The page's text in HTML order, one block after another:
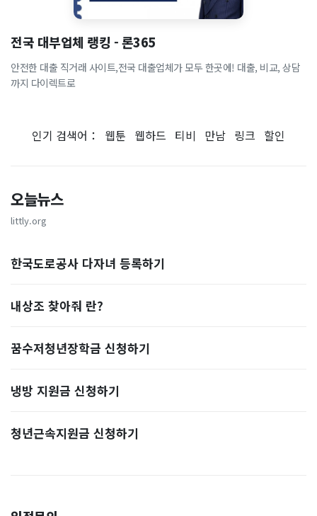
전국 대부업체 랭킹 - 론365
안전한 대출 직거래 사이트,전국 대출업체가 모두 한곳에! 대출, 비교, 상담
까지 다이렉트로
인기 검색어： 웹툰 웹하드 티비 만남 링크 할인
오늘뉴스
littly.org
한국도로공사 다자녀 등록하기
내상조 찾아줘 란?
꿈수저청년장학금 신청하기
냉방 지원금 신청하기
청년근속지원금 신청하기